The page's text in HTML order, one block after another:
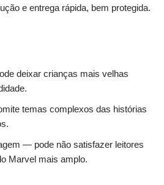
e entrega rápida, bem protegida.
deixar crianças mais velhas
temas complexos das histórias
— pode não satisfazer leitores
Marvel mais amplo.